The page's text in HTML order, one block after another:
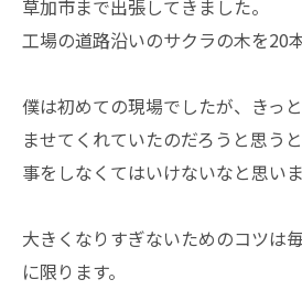
草加市まで出張してきました。
工場の道路沿いのサクラの木を20
僕は初めての現場でしたが、きっ
ませてくれていたのだろうと思う
事をしなくてはいけないなと思いま
大きくなりすぎないためのコツは
に限ります。